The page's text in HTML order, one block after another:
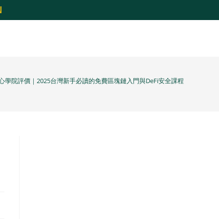
學院評價｜2025台灣新手必讀的免費區塊鏈入門與DeFi安全課程